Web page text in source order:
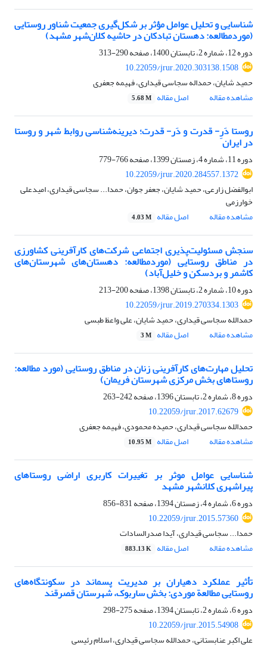
شناسایی و تحلیل عوامل مؤثر بر شکل‌گیری جمعیت شناور روستایی
(موردمطالعه: دهستان تبادکان در حاشیه کلان‌شهر مشهد)
دوره 12، شماره 2، تابستان 1400، صفحه
290-313
10.22059/jrur.2020.303138.1508
حمید شایان، حمداله سجاسی قیداری، فهیمه جعفری
مشاهده مقاله
اصل مقاله 5.68 M
روستا دَرِ- قدرت و دَر- قدرت؛ دیرینه‌شناسی روابط شهر و روستا
در ایران
دوره 11، شماره 4، زمستان 1399، صفحه
766-779
10.22059/jrur.2020.284557.1372
ابوالفضل زارعی، حمید شایان، جعفر جوان، حمدا... سجاسی قیداری، امیدعلی
خوارزمی
مشاهده مقاله
اصل مقاله 4.03 M
سنجش مسئولیت‌پذیری اجتماعی شرکت‌های کارآفرینی کشاورزی
در مناطق روستایی (موردمطالعه: دهستان‌های شهرستان‌های
کاشمر و بردسکن و خلیل‌آباد)
دوره 10، شماره 2، تابستان 1398، صفحه
200-213
10.22059/jrur.2019.270334.1303
حمدالله سجاسی قیداری، حمید شایان، علی واعظ طبسی
مشاهده مقاله
اصل مقاله 3 M
تحلیل مهارت‌های کارآفرینی زنان در مناطق روستایی (مورد مطالعه:
روستاهای بخش مرکزی شهرستان فریمان)
دوره 8، شماره 2، تابستان 1396، صفحه
242-263
10.22059/jrur.2017.62679
حمدالله سجاسی قیداری، حمیده محمودی، فهیمه جعفری
مشاهده مقاله
اصل مقاله 10.95 M
شناسایی عوامل موثر بر تغییرات کاربری اراضی روستاهای
پیراشهری کلانشهر مشهد
دوره 6، شماره 4، زمستان 1394، صفحه
831-856
10.22059/jrur.2015.57360
حمدا... سجاسی قیداری، آیدا صدرالسادات
مشاهده مقاله
اصل مقاله 883.13 K
تأثیر عملکرد دهیاران بر مدیریت پسماند در سکونتگاه‌های
روستایی مطالعة موردی: بخش ساربوک، شهرستان قصرقند
دوره 6، شماره 2، تابستان 1394، صفحه
275-298
10.22059/jrur.2015.54908
علی اکبر عنابستانی، حمدالله سجاسی قیداری، اسلام رئیسی